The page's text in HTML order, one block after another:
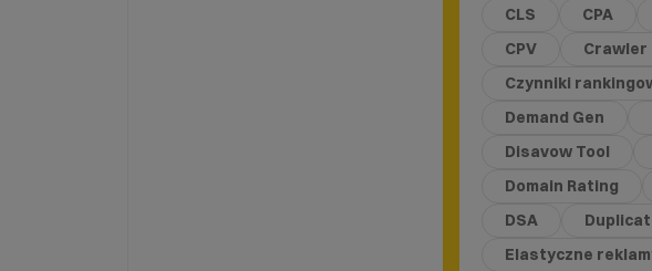
CLS
CPA
CPV
Crawler
Czynniki
Demand Gen
Disavow Tool
Domain Rating
DSA
Elastyczne